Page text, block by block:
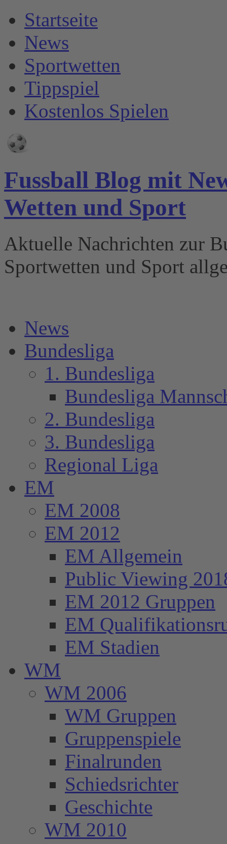
Startseite
News
Sportwetten
Tippspiel
Kostenlos Spielen
Fussball Blog mit
Wetten und Sport
Aktuelle Nachrichten zur
Sportwetten und Sport
News
Bundesliga
1. Bundesliga
Bundesliga
2. Bundesliga
3. Bundesliga
Regional Liga
EM
EM 2008
EM 2012
EM Allgemein
Public Viewing
EM 2012 Gruppen
EM
EM Stadien
WM
WM 2006
WM Gruppen
Gruppenspiele
Finalrunden
Schiedsrichter
Geschichte
WM 2010